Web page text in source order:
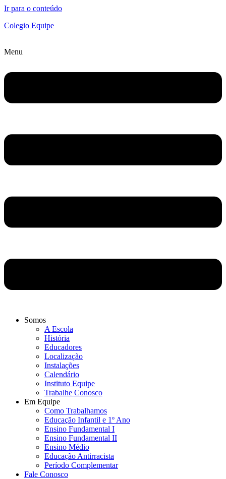
Ir para o conteúdo
Colegio Equipe
Menu
Somos
A Escola
História
Educadores
Localização
Instalações
Calendário
Instituto Equipe
Trabalhe Conosco
Em Equipe
Como Trabalhamos
Educação Infantil e 1º Ano
Ensino Fundamental I
Ensino Fundamental II
Ensino Médio
Educação Antirracista
Período Complementar
Fale Conosco